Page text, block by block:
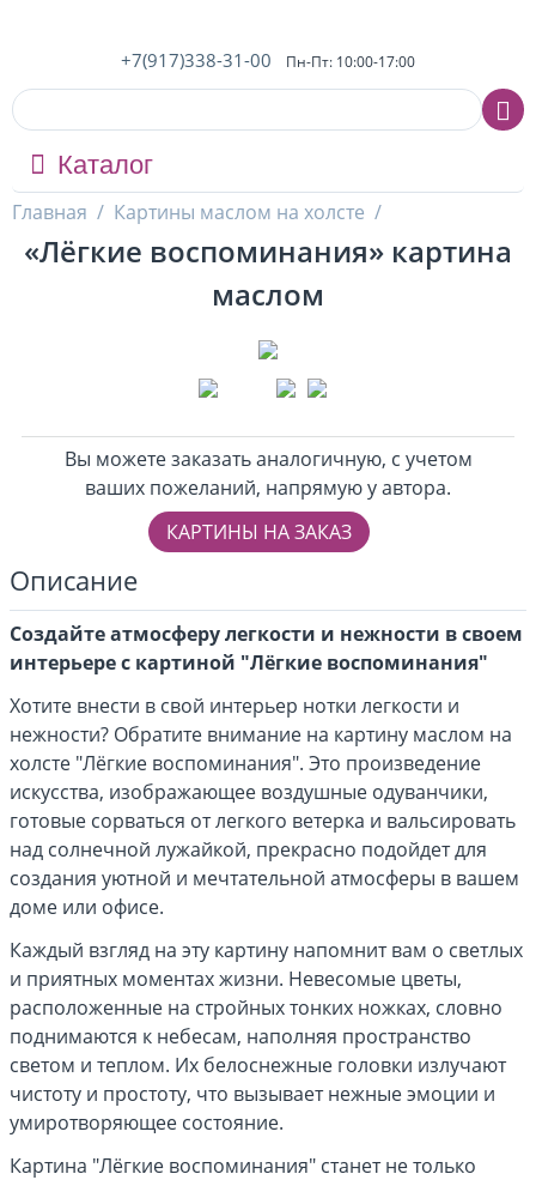
+7(917)338-31-00 Пн-Пт: 10:00-17:00
Каталог
Главная / Картины маслом на холсте /
«Лёгкие воспоминания» картина
маслом
Вы можете заказать аналогичную, с учетом
ваших пожеланий, напрямую у автора.
КАРТИНЫ НА ЗАКАЗ
Описание
Создайте атмосферу легкости и нежности в своем
интерьере с картиной "Лёгкие воспоминания"
Хотите внести в свой интерьер нотки легкости и
нежности? Обратите внимание на картину маслом на
холсте "Лёгкие воспоминания". Это произведение
искусства, изображающее воздушные одуванчики,
готовые сорваться от легкого ветерка и вальсировать
над солнечной лужайкой, прекрасно подойдет для
создания уютной и мечтательной атмосферы в вашем
доме или офисе.
Каждый взгляд на эту картину напомнит вам о светлых
и приятных моментах жизни. Невесомые цветы,
расположенные на стройных тонких ножках, словно
поднимаются к небесам, наполняя пространство
светом и теплом. Их белоснежные головки излучают
чистоту и простоту, что вызывает нежные эмоции и
умиротворяющее состояние.
Картина "Лёгкие воспоминания" станет не только